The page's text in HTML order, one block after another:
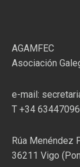
AGAMFEC
Asociación
e-mail:
T +34
Rúa Menéndez
36211 Vigo